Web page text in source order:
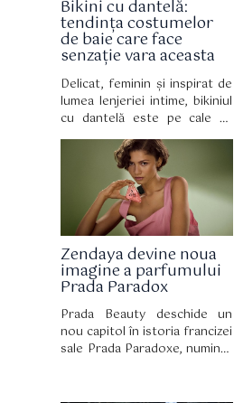
Bikini cu dantelă:
tendința costumelor
de baie care face
senzație vara aceasta
Delicat, feminin și inspirat de
lumea lenjeriei intime, bikiniul
cu dantelă este pe cale să
devină piesa vestimentară
obligatorie a verii 2026,
reinventând costumul de baie
cu o eleganță retro irezistibilă.
Zendaya devine noua
imagine a parfumului
Prada Paradox
Prada Beauty deschide un
nou capitol în istoria francizei
sale Prada Paradoxe, numind-